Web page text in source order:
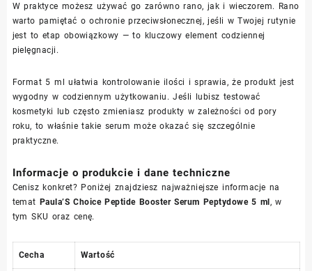
W praktyce możesz używać go zarówno rano, jak i wieczorem. Rano
warto pamiętać o ochronie przeciwsłonecznej, jeśli w Twojej rutynie
jest to etap obowiązkowy — to kluczowy element codziennej
pielęgnacji.
Format 5 ml ułatwia kontrolowanie ilości i sprawia, że produkt jest
wygodny w codziennym użytkowaniu. Jeśli lubisz testować
kosmetyki lub często zmieniasz produkty w zależności od pory
roku, to właśnie takie serum może okazać się szczególnie
praktyczne.
Informacje o produkcie i dane techniczne
Cenisz konkret? Poniżej znajdziesz najważniejsze informacje na
temat Paula’S Choice Peptide Booster Serum Peptydowe 5 ml, w
tym SKU oraz cenę.
Cecha Wartość